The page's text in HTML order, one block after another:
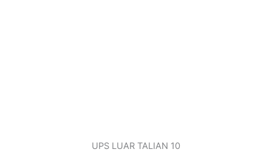
UPS LUAR TALIAN 10